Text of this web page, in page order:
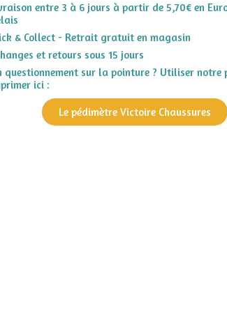
entre 3 à 6 jours à partir de 5,70€ en
& Collect - Retrait gratuit en magasin
et retours sous 15 jours
questionnement sur la pointure ? Utiliser notre
ici :
Le pédimètre Victoire Chaussures